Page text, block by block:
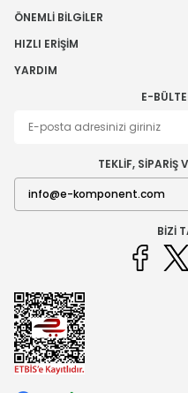
ÖNEMLI BILGILER
HIZLI ERIŞIM
YARDIM
E-
TEKLİF, SİPARİŞ
BIZI